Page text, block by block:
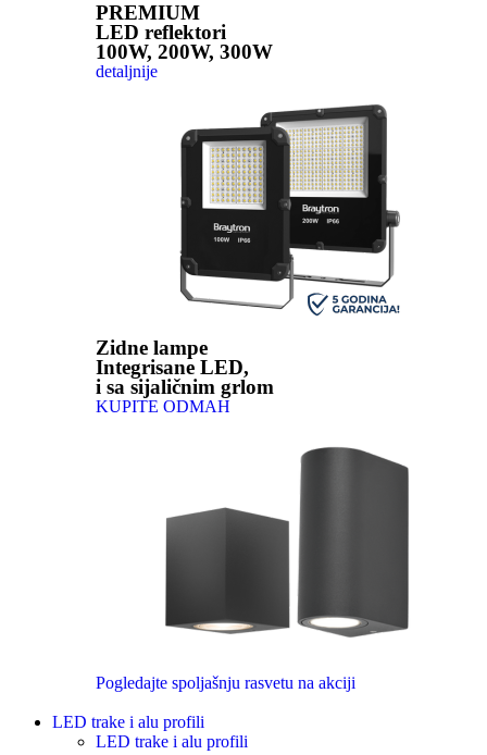
PREMIUM
LED reflektori
100W, 200W, 300W
detaljnije
Zidne lampe
Integrisane LED,
i sa sijaličnim grlom
KUPITE ODMAH
Pogledajte spoljašnju rasvetu na akciji
LED trake i alu profili
LED trake i alu profili